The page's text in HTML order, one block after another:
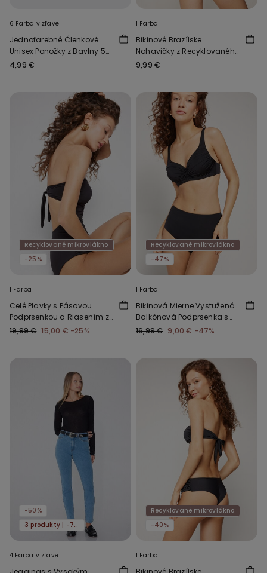
6 Farba v zľave
Jednofarebné Členkové
Unisex Ponožky z Bavlny 5
Párov
4,99 €
1 Farba
Bikinové Brazílske
Nohavičky z Recyklovaného
Mikrovlákna
9,99 €
Recyklované mikrovlákno
-25%
1 Farba
Celé Plavky s Pásovou
Podprsenkou a Riasením z
Recyklovaného
19,99 € 15,00 € -25%
Recyklované mikrovlákno
-47%
1 Farba
Bikinová Mierne Vystužená
Balkónová Podprsenka s
Riasením z Recyklovaného
16,99 € 9,00 € -47%
-50%
3 produkty | -70%
4 Farba v zľave
Recyklované mikrovlákno
-40%
1 Farba